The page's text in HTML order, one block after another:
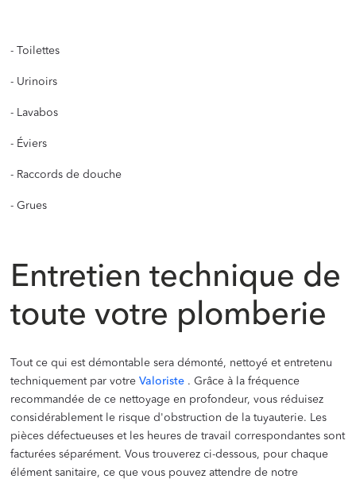
- Toilettes
- Urinoirs
- Lavabos
- Éviers
- Raccords de douche
- Grues
Entretien technique de
toute votre plomberie
Tout ce qui est démontable sera démonté, nettoyé et entretenu
techniquement par votre Valoriste . Grâce à la fréquence
recommandée de ce nettoyage en profondeur, vous réduisez
considérablement le risque d'obstruction de la tuyauterie. Les
pièces défectueuses et les heures de travail correspondantes sont
facturées séparément. Vous trouverez ci-dessous, pour chaque
élément sanitaire, ce que vous pouvez attendre de notre